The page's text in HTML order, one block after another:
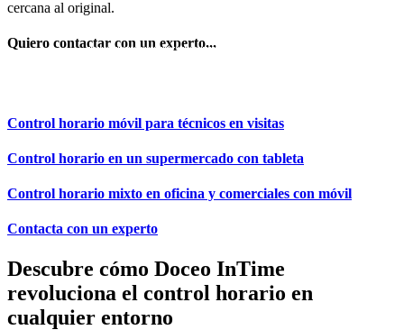
Quiero contactar con un experto...
Control horario móvil para técnicos en visitas
Control horario en un supermercado con tableta
Control horario mixto en oficina y comerciales con móvil
Contacta con un experto
Descubre cómo Doceo InTime
revoluciona el control horario en
cualquier entorno